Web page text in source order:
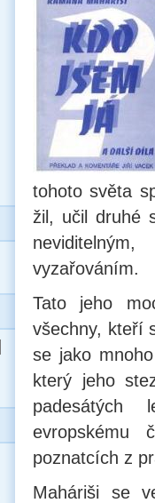
tohoto světa
žil, učil druhé
vyzařováním.
Tato jeho
všechny, kteří
se jako
který jeho
padesátých
evropskému
poznatcích z
Maháriši se